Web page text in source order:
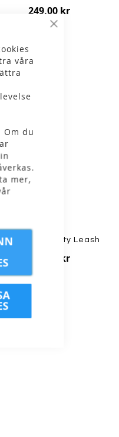
våra
du
mer,
249,00 kr
Åsnes - Security Leash
149,00 kr